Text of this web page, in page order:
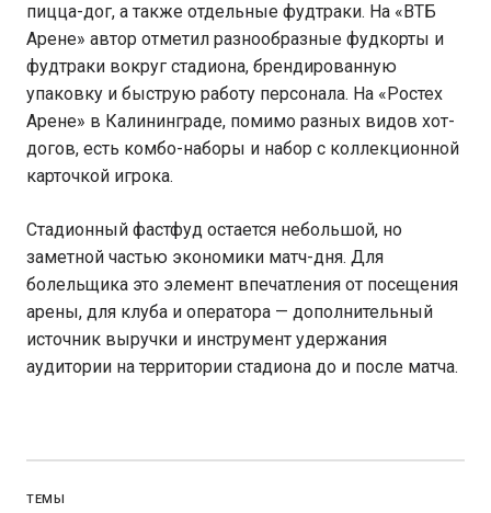
пицца-дог, а также отдельные фудтраки. На «ВТБ
Арене» автор отметил разнообразные фудкорты и
фудтраки вокруг стадиона, брендированную
упаковку и быструю работу персонала. На «Ростех
Арене» в Калининграде, помимо разных видов хот-
догов, есть комбо-наборы и набор с коллекционной
карточкой игрока.
Стадионный фастфуд остается небольшой, но
заметной частью экономики матч-дня. Для
болельщика это элемент впечатления от посещения
арены, для клуба и оператора — дополнительный
источник выручки и инструмент удержания
аудитории на территории стадиона до и после матча.
ТЕМЫ